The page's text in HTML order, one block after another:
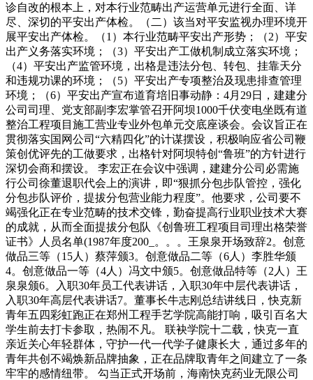
诊自改的根本上，对本行业范畴出产运营单元进行全面、详
尽、深切的平安出产体检。（二）该当对平安监视办理环境开
展平安出产体检。（1）本行业范畴平安出产形势；（2）平安
出产义务落实环境；（3）平安出产工做机制成立落实环境；
（4）平安出产监管环境，出格是违法分包、转包、挂靠天分
和违规功课的环境；（5）平安出产专项整治及现患排查管理
环境；（6）平安出产宣布道育培旧事动静：4月29日，建建分
公司司理、党支部副李宏掌管召开阿坝1000千伏变电坐既有道
整治工程项目施工营业专业外包单元交底座谈会。会议旨正在
贯彻落实国网公司“六精四化”的计谋摆设，积极响应省公司鞭
策创优评先的工做要求，出格针对阿坝特创“鲁班”的方针进行
深切会商和摆设。 李宏正在会议中强调，建建分公司必需施
行公司徐董退职代会上的演讲，即“狠抓分包步队管控，强化
分包步队评价，提拔分包营业能力程度”。他要求，公司要不
竭强化正在专业范畴的技术交锋，勤奋提高行业职业技术大赛
的成就，从而全面提拔分包队《创鲁班工程项目司理出格荣誉
证书》人员名单(1987年度200_。。。王泉泉开场致辞2。创意
做品三等（15人）蔡萍颁3。创意做品二等（6人）李胜华颁
4。创意做品一等（4人）冯文中颁5。创意做品特等（2人）王
泉泉颁6。入职30年员工代表讲话，入职30年中层代表讲话，
入职30年高层代表讲话7。董事长牛志刚总结讲线日，快克新
青年五四彩虹跑正在郑州工程手艺学院高能打响，吸引百名大
学生前去打卡参取，热闹不凡。 联袂学院十二载，快克一直
亲近关心年轻群体，守护一代一代学子健康长大，通过多年的
青年共创不竭焕新品牌抽象，正在品牌取青年之间建立了一条
牢牢的感情纽带。 勾当正式开场前，海南快克药业无限公司